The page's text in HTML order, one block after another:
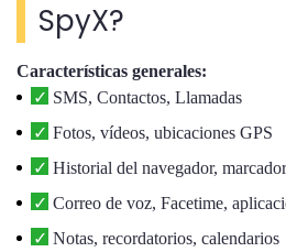
SpyX?
Características generales:
SMS, Contactos, Llamadas
Fotos, vídeos, ubicaciones GPS
Historial del navegador,
Correo de voz, Facetime,
Notas, recordatorios, calendarios